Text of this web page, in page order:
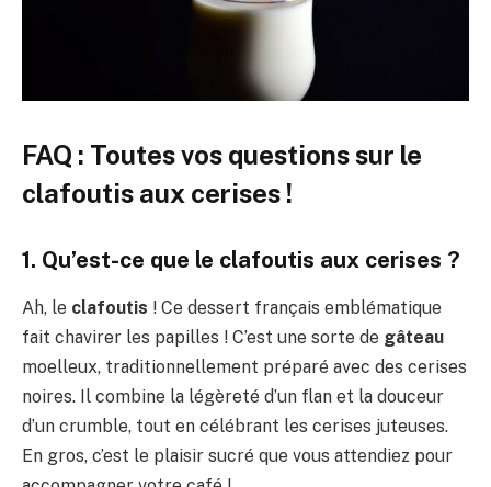
FAQ : Toutes vos questions sur le
clafoutis aux cerises !
1. Qu’est-ce que le clafoutis aux cerises ?
Ah, le clafoutis ! Ce dessert français emblématique
fait chavirer les papilles ! C’est une sorte de gâteau
moelleux, traditionnellement préparé avec des cerises
noires. Il combine la légèreté d’un flan et la douceur
d’un crumble, tout en célébrant les cerises juteuses.
En gros, c’est le plaisir sucré que vous attendiez pour